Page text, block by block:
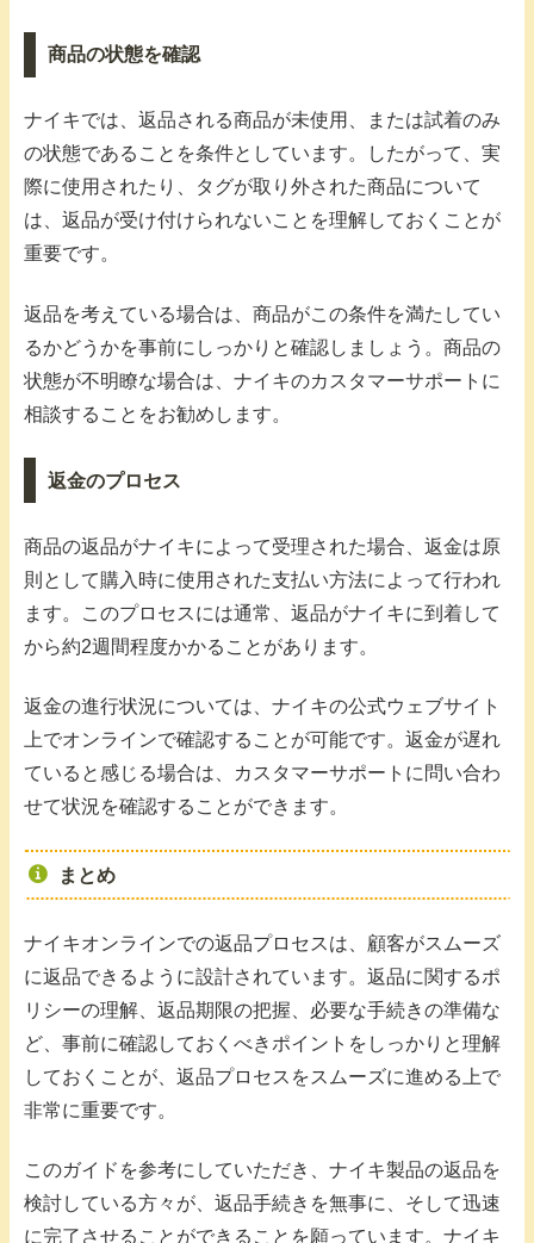
商品の状態を確認
ナイキでは、返品される商品が未使用、または試着のみ
の状態であることを条件としています。したがって、実
際に使用されたり、タグが取り外された商品について
は、返品が受け付けられないことを理解しておくことが
重要です。
返品を考えている場合は、商品がこの条件を満たしてい
るかどうかを事前にしっかりと確認しましょう。商品の
状態が不明瞭な場合は、ナイキのカスタマーサポートに
相談することをお勧めします。
返金のプロセス
商品の返品がナイキによって受理された場合、返金は原
則として購入時に使用された支払い方法によって行われ
ます。このプロセスには通常、返品がナイキに到着して
から約2週間程度かかることがあります。
返金の進行状況については、ナイキの公式ウェブサイト
上でオンラインで確認することが可能です。返金が遅れ
ていると感じる場合は、カスタマーサポートに問い合わ
せて状況を確認することができます。
まとめ
ナイキオンラインでの返品プロセスは、顧客がスムーズ
に返品できるように設計されています。返品に関するポ
リシーの理解、返品期限の把握、必要な手続きの準備な
ど、事前に確認しておくべきポイントをしっかりと理解
しておくことが、返品プロセスをスムーズに進める上で
非常に重要です。
このガイドを参考にしていただき、ナイキ製品の返品を
検討している方々が、返品手続きを無事に、そして迅速
に完了させることができることを願っています。ナイキ